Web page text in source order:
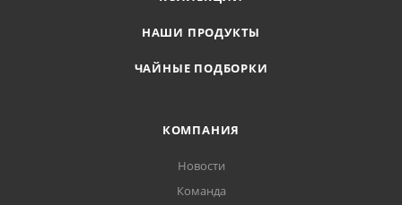
НАШИ ПРОДУКТЫ
ЧАЙНЫЕ ПОДБОРКИ
КОМПАНИЯ
Новости
Команда